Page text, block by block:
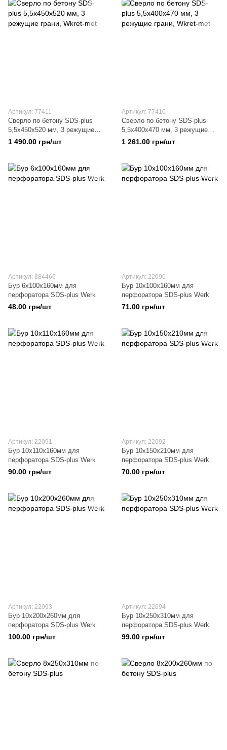
Артикул: 77411
Сверло по бетону SDS-plus
5,5x450x520 мм, 3 режущие
грани, Wkret-met
1 490.00 грн/шт
Артикул: 77410
Сверло по бетону SDS-plus
5,5x400x470 мм, 3 режущие
грани, Wkret-met
1 261.00 грн/шт
Артикул: 884466
Бур 6x100x160мм для
перфоратора SDS-plus Werk
48.00 грн/шт
Артикул: 22090
Бур 10x100x160мм для
перфоратора SDS-plus Werk
71.00 грн/шт
Артикул: 22091
Бур 10x110x160мм для
перфоратора SDS-plus Werk
90.00 грн/шт
Артикул: 22092
Бур 10x150x210мм для
перфоратора SDS-plus Werk
70.00 грн/шт
Артикул: 22093
Бур 10x200x260мм для
перфоратора SDS-plus Werk
100.00 грн/шт
Артикул: 22094
Бур 10x250x310мм для
перфоратора SDS-plus Werk
99.00 грн/шт